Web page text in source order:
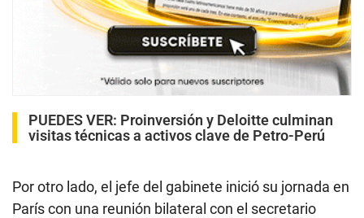
PUEDES VER: Proinversión y Deloitte culminan
visitas técnicas a activos clave de Petro-Perú
Por otro lado, el jefe del gabinete inició su jornada en
París con una reunión bilateral con el secretario